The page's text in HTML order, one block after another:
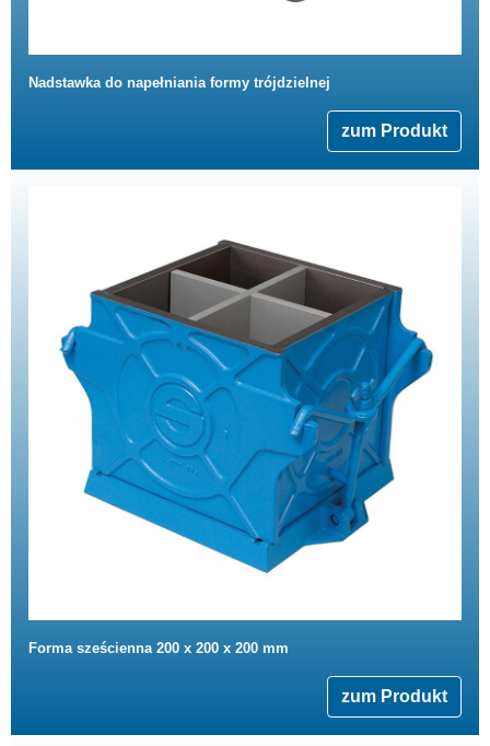
Nadstawka do napełniania formy trójdzielnej
zum Produkt
Forma sześcienna 200 x 200 x 200 mm
zum Produkt